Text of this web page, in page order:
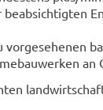
be­ab­sich­tig­ten
vor­ge­se­he­nen
an